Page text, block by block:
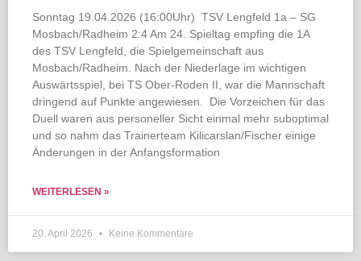
Sonntag 19.04.2026 (16:00Uhr) TSV Lengfeld 1a – SG
Mosbach/Radheim 2:4 Am 24. Spieltag empfing die 1A
des TSV Lengfeld, die Spielgemeinschaft aus
Mosbach/Radheim. Nach der Niederlage im wichtigen
Auswärtsspiel, bei TS Ober-Roden II, war die Mannschaft
dringend auf Punkte angewiesen. Die Vorzeichen für das
Duell waren aus personeller Sicht einmal mehr suboptimal
und so nahm das Trainerteam Kilicarslan/Fischer einige
Änderungen in der Anfangsformation
WEITERLESEN »
20. April 2026 Keine Kommentare